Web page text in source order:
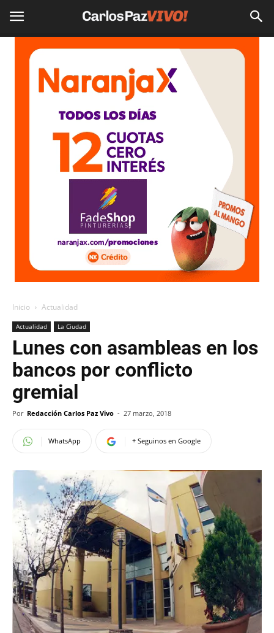
Inicio Actualidad
Actualidad La Ciudad
Lunes con asambleas en los
bancos por conflicto
gremial
Por Redacción Carlos Paz Vivo - 27 marzo, 2018
WhatsApp + Seguinos en Google